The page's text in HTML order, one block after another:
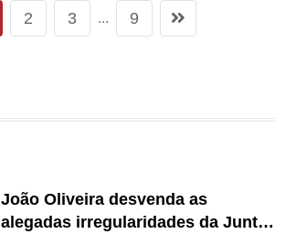
2 3 ... 9
João Oliveira desvenda as
alegadas irregularidades da Junta